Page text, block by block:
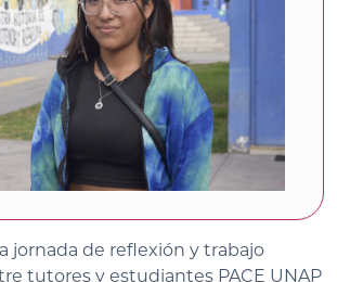
jornada de reflexión y trabajo
tutores y estudiantes PACE UNAP